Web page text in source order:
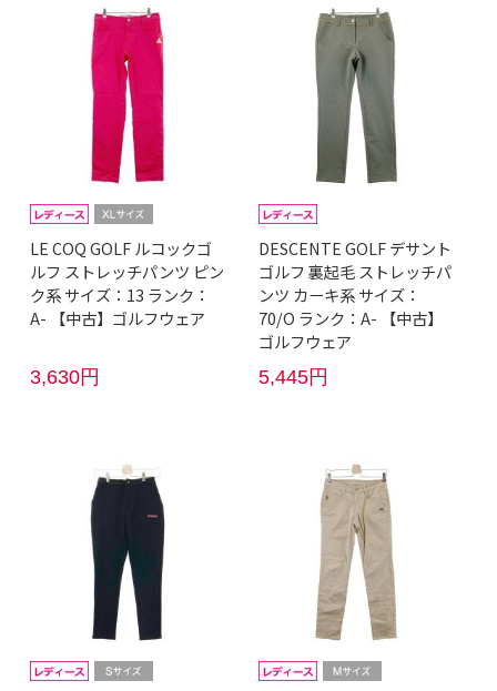
LE COQ GOLF ルコックゴ
ルフ ストレッチパンツ ピン
ク系 サイズ：13 ランク：
A- 【中古】ゴルフウェア
3,630円
DESCENTE GOLF デサント
ゴルフ 裏起毛 ストレッチパ
ンツ カーキ系 サイズ：
70/O ランク：A- 【中古】
ゴルフウェア
5,445円